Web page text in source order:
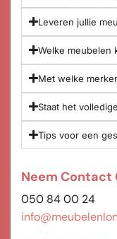
Leveren jullie
Welke meubelen
Met welke
Staat het
Tips voor een
Neem Contact
050 84 00 24